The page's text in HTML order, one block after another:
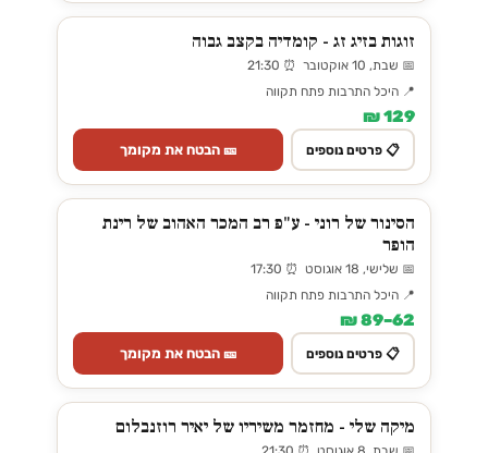
זוגות בזיג זג - קומדיה בקצב גבוה
📅 שבת, 10 אוקטובר ⏰ 21:30
📍 היכל התרבות פתח תקווה
129 ₪
📋 פרטים נוספים 🎫 הבטח את מקומך
הסינור של רוני - ע"פ רב המכר האהוב של רינת
הופר
📅 שלישי, 18 אוגוסט ⏰ 17:30
📍 היכל התרבות פתח תקווה
62–89 ₪
📋 פרטים נוספים 🎫 הבטח את מקומך
מיקה שלי - מחזמר משיריו של יאיר רוזנבלום